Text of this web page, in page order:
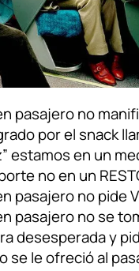
pasajero no
por el snack
estamos en un
no en un
pasajero no pide
pasajero no se
desesperada y
se le ofreció al